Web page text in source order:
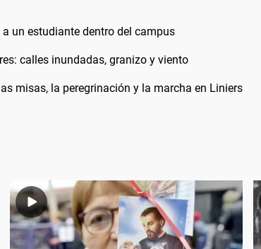
un estudiante dentro del campus
calles inundadas, granizo y viento
misas, la peregrinación y la marcha en Liniers